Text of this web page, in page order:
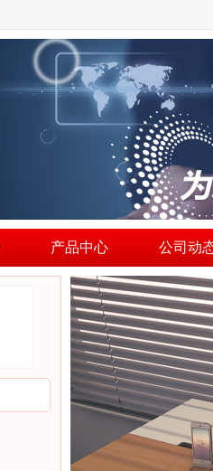
产品中心 公司动